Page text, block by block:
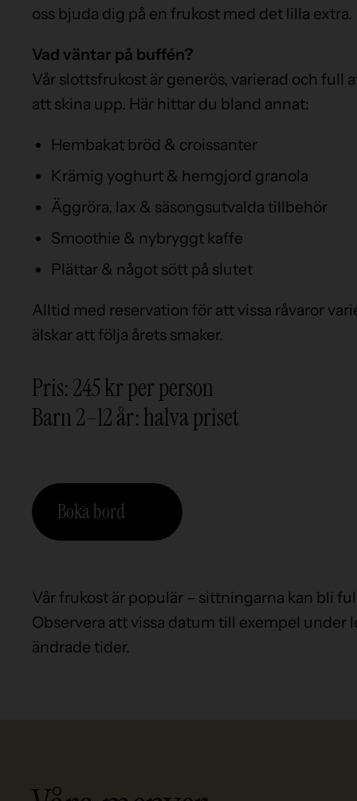
oss bjuda dig på en frukost med det lilla extra.
Vad väntar på buffén?
Vår slottsfrukost är generös, varierad och full
att skina upp. Här hittar du bland annat:
Hembakat bröd & croissanter
Krämig yoghurt & hemgjord granola
Äggröra, lax & säsongsutvalda tillbehör
Smoothie & nybryggt kaffe
Plättar & något sött på slutet
Alltid med reservation för att vissa råvaror
älskar att följa årets smaker.
Pris: 245 kr per person
Barn 2–12 år: halva priset
Boka bord
Vår frukost är populär – sittningarna kan bli
Observera att vissa datum till exempel under
ändrade tider.